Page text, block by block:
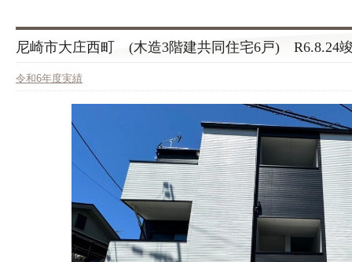
尼崎市大庄西町 (木造3階建共同住宅6戸) R6.8.24
令和6年度実績